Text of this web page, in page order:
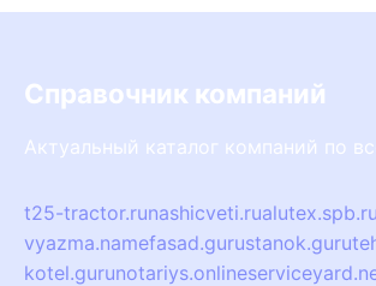
Справочник компаний
Актуальный каталог компаний по
t25-tractor.runashicveti.rualutex.spb.ru
vyazma.namefasad.gurustanok.guru
kotel.gurunotariys.online